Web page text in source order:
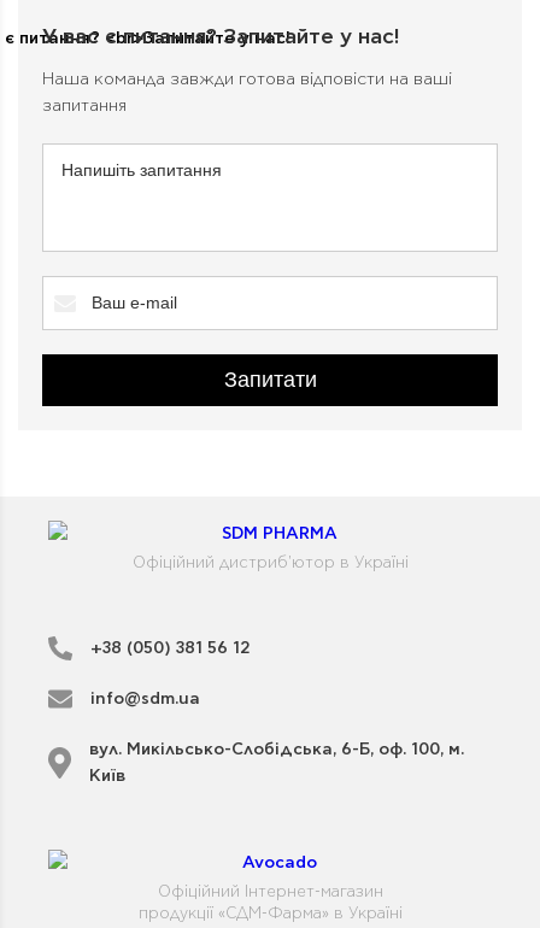
У вас є питання?Запитайте у нас!
Наша команда завжди готова відповісти на ваші
запитання
Запитати
Офіційний дистриб'ютор в Україні
+38 (050) 381 56 12
info@sdm.ua
вул. Микільсько-Слобідська, 6-Б, оф. 100, м.
Київ
Офіційний Інтернет-магазин
продукції «СДМ-Фарма» в Україні